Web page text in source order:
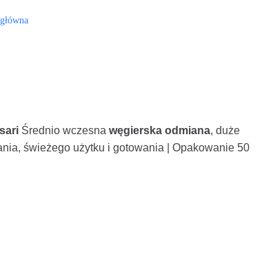
Średnio wczesna węgierska odmiana, duże
świeżego użytku i gotowania | Opakowanie 50